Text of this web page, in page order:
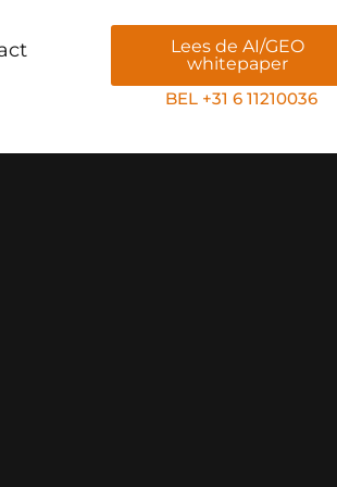
Lees de AI/GEO
whitepaper
BEL +31 6 11210036